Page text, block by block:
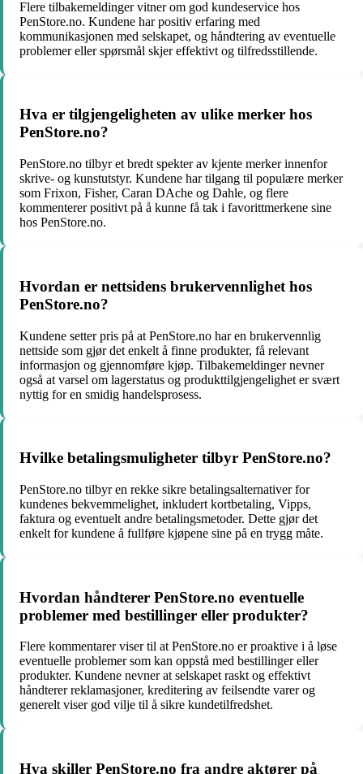
Flere tilbakemeldinger vitner om god kundeservice hos
PenStore.no. Kundene har positiv erfaring med
kommunikasjonen med selskapet, og håndtering av eventuelle
problemer eller spørsmål skjer effektivt og tilfredsstillende.
Hva er tilgjengeligheten av ulike merker hos
PenStore.no?
PenStore.no tilbyr et bredt spekter av kjente merker innenfor
skrive- og kunstutstyr. Kundene har tilgang til populære merker
som Frixon, Fisher, Caran DAche og Dahle, og flere
kommenterer positivt på å kunne få tak i favorittmerkene sine
hos PenStore.no.
Hvordan er nettsidens brukervennlighet hos
PenStore.no?
Kundene setter pris på at PenStore.no har en brukervennlig
nettside som gjør det enkelt å finne produkter, få relevant
informasjon og gjennomføre kjøp. Tilbakemeldinger nevner
også at varsel om lagerstatus og produkttilgjengelighet er svært
nyttig for en smidig handelsprosess.
Hvilke betalingsmuligheter tilbyr PenStore.no?
PenStore.no tilbyr en rekke sikre betalingsalternativer for
kundenes bekvemmelighet, inkludert kortbetaling, Vipps,
faktura og eventuelt andre betalingsmetoder. Dette gjør det
enkelt for kundene å fullføre kjøpene sine på en trygg måte.
Hvordan håndterer PenStore.no eventuelle
problemer med bestillinger eller produkter?
Flere kommentarer viser til at PenStore.no er proaktive i å løse
eventuelle problemer som kan oppstå med bestillinger eller
produkter. Kundene nevner at selskapet raskt og effektivt
håndterer reklamasjoner, kreditering av feilsendte varer og
generelt viser god vilje til å sikre kundetilfredshet.
Hva skiller PenStore.no fra andre aktører på